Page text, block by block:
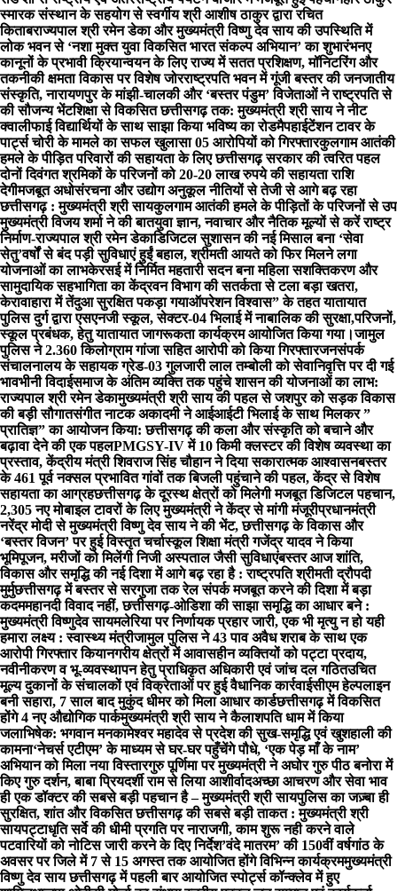
स्मारक संस्थान के सहयोग से स्वर्गीय श्री आशीष ठाकुर द्वारा रचित
किताबराज्यपाल श्री रमेन डेका और मुख्यमंत्री विष्णु देव साय की उपस्थिति में
लोक भवन से ‘नशा मुक्त युवा विकसित भारत संकल्प अभियान’ का शुभारंभनए
कानूनों के प्रभावी क्रियान्वयन के लिए राज्य में सतत प्रशिक्षण, मॉनिटरिंग और
तकनीकी क्षमता विकास पर विशेष जोरराष्ट्रपति भवन में गूंजी बस्तर की जनजातीय
संस्कृति, नारायणपुर के मांझी-चालकी और ‘बस्तर पंडुम’ विजेताओं ने राष्ट्रपति से
की सौजन्य भेंटशिक्षा से विकसित छत्तीसगढ़ तक: मुख्यमंत्री श्री साय ने नीट
क्वालीफाई विद्यार्थियों के साथ साझा किया भविष्य का रोडमैपहाईटेंशन टावर के
पार्ट्स चोरी के मामले का सफल खुलासा 05 आरोपियों को गिरफ्तारकुलगाम आतंकी
हमले के पीड़ित परिवारों की सहायता के लिए छत्तीसगढ़ सरकार की त्वरित पहल
दोनों दिवंगत श्रमिकों के परिजनों को 20-20 लाख रुपये की सहायता राशि
देगीमजबूत अधोसंरचना और उद्योग अनुकूल नीतियों से तेजी से आगे बढ़ रहा
छत्तीसगढ़ : मुख्यमंत्री श्री सायकुलगाम आतंकी हमले के पीड़ितों के परिजनों से उप
मुख्यमंत्री विजय शर्मा ने की बातयुवा ज्ञान, नवाचार और नैतिक मूल्यों से करें राष्ट्र
निर्माण-राज्यपाल श्री रमेन डेका​डिजिटल सुशासन की नई मिसाल बना ‘सेवा
सेतु’वर्षों से बंद पड़ी सुविधाएं हुईं बहाल, श्रीमती आयते को फिर मिलने लगा
योजनाओं का लाभकेरसई में निर्मित महतारी सदन बना महिला सशक्तिकरण और
सामुदायिक सहभागिता का केंद्रवन विभाग की सतर्कता से टला बड़ा खतरा,
केरावाहारा में तेंदुआ सुरक्षित पकड़ा गयाऑपरेशन विश्वास” के तहत यातायात
पुलिस दुर्ग द्वारा एसएनजी स्कूल, सेक्टर-04 भिलाई में नाबालिक की सुरक्षा,परिजनों,
स्कूल प्रबंधक, हेतु यातायात जागरूकता कार्यक्रम आयोजित किया गया।जामुल
पुलिस ने 2.360 किलोग्राम गांजा सहित आरोपी को किया गिरफ्तारजनसंपर्क
संचालनालय के सहायक ग्रेड-03 गुलजारी लाल तम्बोली को सेवानिवृत्ति पर दी गई
भावभीनी विदाईसमाज के अंतिम व्यक्ति तक पहुंचे शासन की योजनाओं का लाभ:
राज्यपाल श्री रमेन डेकामुख्यमंत्री श्री साय की पहल से जशपुर को सड़क विकास
की बड़ी सौगातसंगीत नाटक अकादमी ने आईआईटी भिलाई के साथ मिलकर ”
प्रातिज्ञ” का आयोजन किया: छत्तीसगढ़ की कला और संस्कृति को बचाने और
बढ़ावा देने की एक पहलPMGSY-IV में 10 किमी क्लस्टर की विशेष व्यवस्था का
प्रस्ताव, केंद्रीय मंत्री शिवराज सिंह चौहान ने दिया सकारात्मक आश्वासनबस्तर
के 461 पूर्व नक्सल प्रभावित गांवों तक बिजली पहुंचाने की पहल, केंद्र से विशेष
सहायता का आग्रहछत्तीसगढ़ के दूरस्थ क्षेत्रों को मिलेगी मजबूत डिजिटल पहचान,
2,305 नए मोबाइल टावरों के लिए मुख्यमंत्री ने केंद्र से मांगी मंजूरीप्रधानमंत्री
नरेंद्र मोदी से मुख्यमंत्री विष्णु देव साय ने की भेंट, छत्तीसगढ़ के विकास और
‘बस्तर विजन’ पर हुई विस्तृत चर्चास्कूल शिक्षा मंत्री गजेंद्र यादव ने किया
भूमिपूजन, मरीजों को मिलेंगी निजी अस्पताल जैसी सुविधाएंबस्तर आज शांति,
विकास और समृद्धि की नई दिशा में आगे बढ़ रहा है : राष्ट्रपति श्रीमती द्रौपदी
मुर्मुछत्तीसगढ़ में बस्तर से सरगुजा तक रेल संपर्क मजबूत करने की दिशा में बड़ा
कदममहानदी विवाद नहीं, छत्तीसगढ़-ओडिशा की साझा समृद्धि का आधार बने :
मुख्यमंत्री विष्णुदेव सायमलेरिया पर निर्णायक प्रहार जारी, एक भी मृत्यु न हो यही
हमारा लक्ष्य : स्वास्थ्य मंत्रीजामुल पुलिस ने 43 पाव अवैध शराब के साथ एक
आरोपी गिरफ्तार कियानगरीय क्षेत्रों में आवासहीन व्यक्तियों को पट्टा प्रदाय,
नवीनीकरण व भू-व्यवस्थापन हेतु प्राधिकृत अधिकारी एवं जांच दल गठितउचित
मूल्य दुकानों के संचालकों एवं विक्रेताओं पर हुई वैधानिक कार्रवाईसीएम हेल्पलाइन
बनी सहारा, 7 साल बाद मुकुंद धीमर को मिला आधार कार्डछत्तीसगढ़ में विकसित
होंगे 4 नए औद्योगिक पार्कमुख्यमंत्री श्री साय ने कैलाशपति धाम में किया
जलाभिषेक: भगवान मनकामेश्वर महादेव से प्रदेश की सुख-समृद्धि एवं खुशहाली की
कामना‘नेचर्स एटीएम’ के माध्यम से घर-घर पहुँचेंगे पौधे, ‘एक पेड़ माँ के नाम’
अभियान को मिला नया विस्तारगुरु पूर्णिमा पर मुख्यमंत्री ने अघोर गुरु पीठ बनोरा में
किए गुरु दर्शन, बाबा प्रियदर्शी राम से लिया आशीर्वादअच्छा आचरण और सेवा भाव
ही एक डॉक्टर की सबसे बड़ी पहचान है – मुख्यमंत्री श्री सायपुलिस का जज़्बा ही
सुरक्षित, शांत और विकसित छत्तीसगढ़ की सबसे बड़ी ताकत : मुख्यमंत्री श्री
सायपट्टाधृति सर्वे की धीमी प्रगति पर नाराजगी, काम शुरू नही करने वाले
पटवारियों को नोटिस जारी करने के दिए निर्देश’वंदे मातरम’ की 150वीं वर्षगांठ के
अवसर पर जिले में 7 से 15 अगस्त तक आयोजित होंगे विभिन्न कार्यक्रममुख्यमंत्री
विष्णु देव साय छत्तीसगढ़ में पहली बार आयोजित स्पोर्ट्स कॉन्क्लेव में हुए